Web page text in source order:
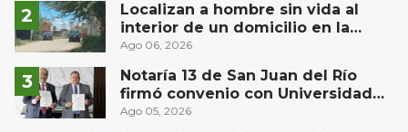
Localizan a hombre sin vida al
interior de un domicilio en la
comunidad El Rodeo, San Juan del
Ago 06, 2026
Notaría 13 de San Juan del Río
firmó convenio con Universidad
Privada del Bajío para recibir
Ago 05, 2026